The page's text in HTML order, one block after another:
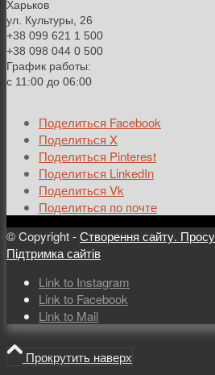
Харьков
ул. Культуры, 26
+38 099 621 1 500
+38 098 044 0 500
График работы:
с 11:00 до 06:00
Поделиться Facebook
Поделиться X
Поделиться Pinterest
Поделиться LinkedIn
Поделиться Vk
Поделиться по почте
© Copyright -Створення сайту.
Підтримка сайтів
Link to Instagram
Link to Facebook
Link to Mail
Прокрутить наверх